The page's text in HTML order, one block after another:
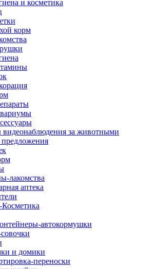
и косметика
корм
видеонаблюдения за животными
лакомства
аптека
автокормушки
и домики
переноски